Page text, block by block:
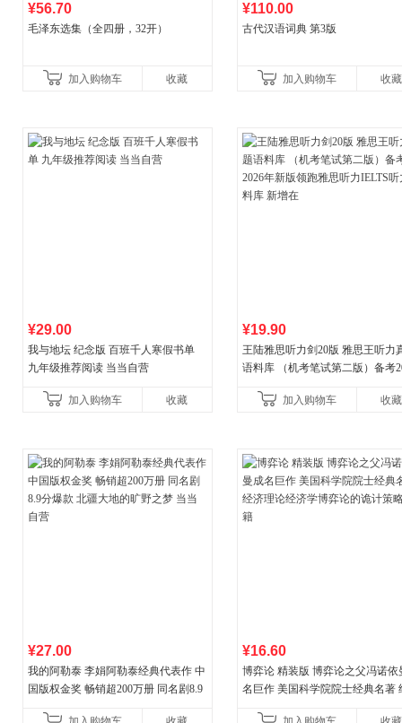
¥56.70
毛泽东选集（全四册，32开）
加入购物车 收藏
¥110.00
古代汉语词典 第3版
加入购物车 收藏
¥29.00
我与地坛 纪念版 百班千人寒假书单
九年级推荐阅读 当当自营
加入购物车 收藏
¥19.90
王陆雅思听力剑20版 雅思王听力
语料库 （机考笔试第二版）备考
新增在
加入购物车 收藏
¥27.00
我的阿勒泰 李娟阿勒泰经典代表作 中
国版权金奖 畅销超200万册 同名剧8.9
¥16.60
博弈论 精装版 博弈论之父冯诺依
名巨作 美国科学院院士经典名著